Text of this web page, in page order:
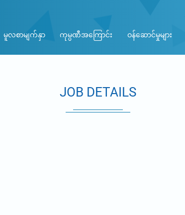
မူလစာမျက်နှာ ကုမ္ပဏီအကြောင်း ဝန်ဆောင်မှုများ
JOB DETAILS